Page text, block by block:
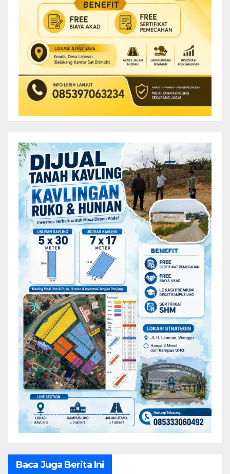
Baca Juga Berita Ini